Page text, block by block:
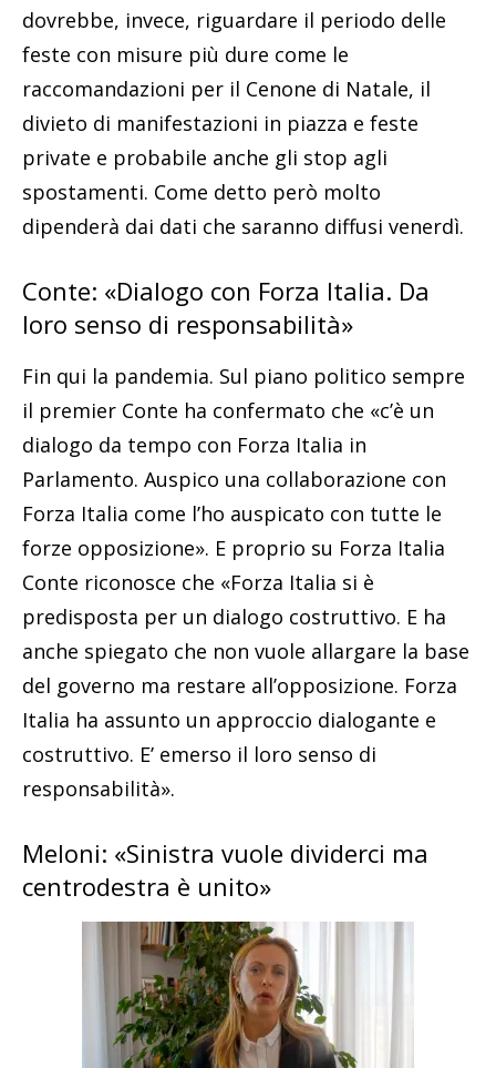
dovrebbe, invece, riguardare il periodo delle
feste con misure più dure come le
raccomandazioni per il Cenone di Natale, il
divieto di manifestazioni in piazza e feste
private e probabile anche gli stop agli
spostamenti. Come detto però molto
dipenderà dai dati che saranno diffusi venerdì.
Conte: «Dialogo con Forza Italia. Da
loro senso di responsabilità»
Fin qui la pandemia. Sul piano politico sempre
il premier Conte ha confermato che «c’è un
dialogo da tempo con Forza Italia in
Parlamento. Auspico una collaborazione con
Forza Italia come l’ho auspicato con tutte le
forze opposizione». E proprio su Forza Italia
Conte riconosce che «Forza Italia si è
predisposta per un dialogo costruttivo. E ha
anche spiegato che non vuole allargare la base
del governo ma restare all’opposizione. Forza
Italia ha assunto un approccio dialogante e
costruttivo. E’ emerso il loro senso di
responsabilità».
Meloni: «Sinistra vuole dividerci ma
centrodestra è unito»